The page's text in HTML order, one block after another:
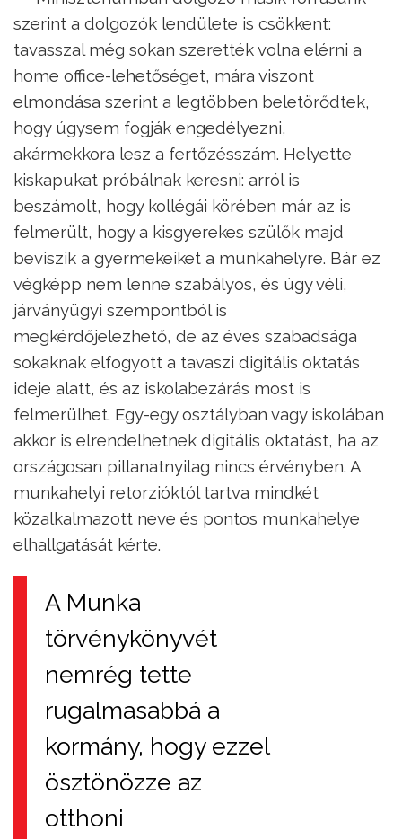
szerint a dolgozók lendülete is csökkent:
tavasszal még sokan szerették volna elérni a
home office-lehetőséget, mára viszont
elmondása szerint a legtöbben beletörődtek,
hogy úgysem fogják engedélyezni,
akármekkora lesz a fertőzésszám. Helyette
kiskapukat próbálnak keresni: arról is
beszámolt, hogy kollégái körében már az is
felmerült, hogy a kisgyerekes szülők majd
beviszik a gyermekeiket a munkahelyre. Bár ez
végképp nem lenne szabályos, és úgy véli,
járványügyi szempontból is
megkérdőjelezhető, de az éves szabadsága
sokaknak elfogyott a tavaszi digitális oktatás
ideje alatt, és az iskolabezárás most is
felmerülhet. Egy-egy osztályban vagy iskolában
akkor is elrendelhetnek digitális oktatást, ha az
országosan pillanatnyilag nincs érvényben. A
munkahelyi retorzióktól tartva mindkét
közalkalmazott neve és pontos munkahelye
elhallgatását kérte.
A Munka
törvénykönyvét
nemrég tette
rugalmasabbá a
kormány, hogy ezzel
ösztönözze az
otthoni